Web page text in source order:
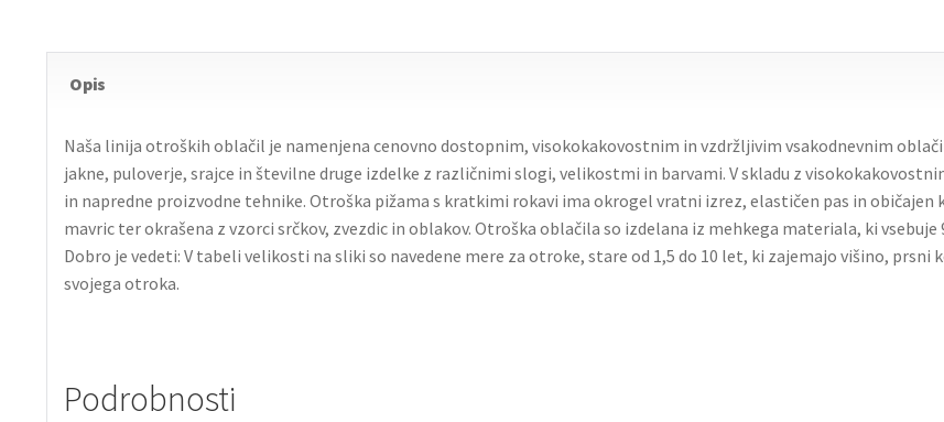
Opis
Naša linija otroških oblačil je namenjena cenovno dostopnim, visokokakovostnim in vzdržljivim vsakodnevnim
jakne, puloverje, srajce in številne druge izdelke z različnimi slogi, velikostmi in barvami. V skladu z
in napredne proizvodne tehnike. Otroška pižama s kratkimi rokavi ima okrogel vratni izrez, elastičen pas in
mavric ter okrašena z vzorci srčkov, zvezdic in oblakov. Otroška oblačila so izdelana iz mehkega materiala, ki
Dobro je vedeti: V tabeli velikosti na sliki so navedene mere za otroke, stare od 1,5 do 10 let, ki zajemajo višino,
svojega otroka.
Podrobnosti